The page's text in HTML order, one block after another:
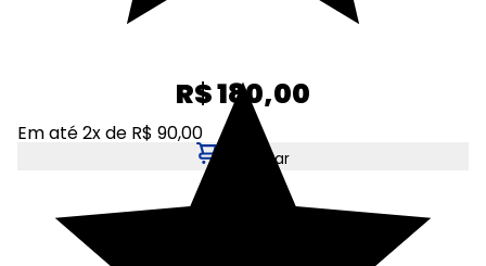
R$ 180,00
Em até 2x de R$ 90,00
Adicionar